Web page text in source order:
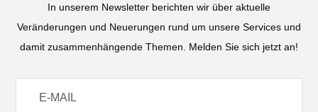
In unserem Newsletter berichten wir über aktuelle
Veränderungen und Neuerungen rund um unsere Services und
damit zusammenhängende Themen. Melden Sie sich jetzt an!